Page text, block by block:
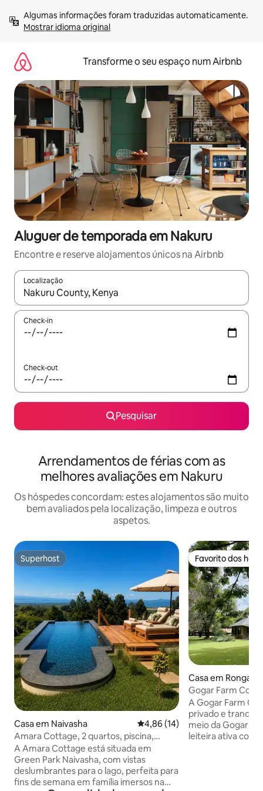
para
Mostrar idioma original
Transforme o seu espaço num Airbnb
Aluguer de temporada em Nakuru
Encontre e reserve alojamentos únicos na Airbnb
Localização
Quando os resultados estiverem disponíveis, navegue com
Check-in
Check-out
Pesquisar
Arrendamentos de férias com as
melhores avaliações em Nakuru
Os hóspedes concordam: estes alojamentos são muito
bem avaliados pela localização, limpeza e outros
aspetos.
Superhost
Superhost
Casa em Naivasha Classificação média de 4,86
4,86 (14)
Amara Cottage, 2 quartos, piscina,
Green Park Naivasha
A Amara Cottage está situada em
Green Park Naivasha, com vistas
deslumbrantes para o lago, perfeita para
fins de semana em família imersos na
Favorito dos
Favorito dos
Casa em Rongai
Gogar Farm
A Gogar Farm
privado e
meio da Gogar
leiteira ativa com